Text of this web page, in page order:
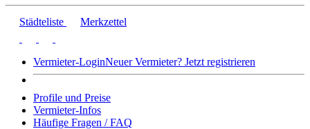
Städteliste Merkzettel
Vermieter-LoginNeuer Vermieter? Jetzt registrieren
Profile und Preise
Vermieter-Infos
Häufige Fragen / FAQ